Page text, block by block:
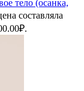
тело (осанка,
составляла